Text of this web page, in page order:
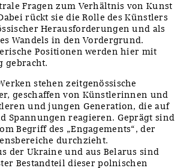
Fragen zum Verhältnis von Kunst
rückt sie die Rolle des Künstlers
Herausforderungen und als
Wandels in den Vordergrund.
Positionen werden hier mit
gebracht.
stehen zeitgenössische
geschaffen von Künstlerinnen und
und jungen Generation, die auf
Spannungen reagieren. Geprägt sind
Begriff des „Engagements“, der
durchzieht.
der Ukraine und aus Belarus sind
Bestandteil dieser polnischen